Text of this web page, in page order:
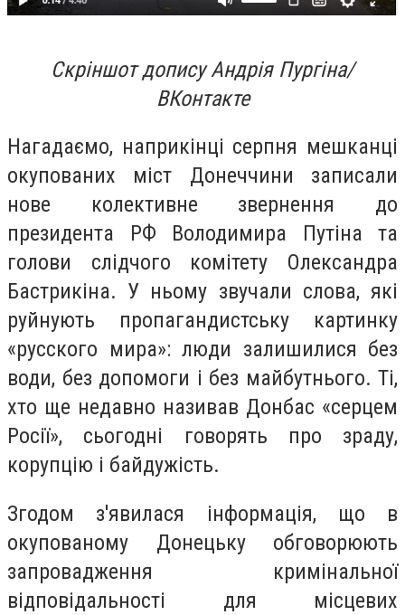
Скріншот допису Андрія Пургіна/
ВКонтакте
Нагадаємо, наприкінці серпня мешканці
окупованих міст Донеччини записали
нове колективне звернення до
президента РФ Володимира Путіна та
голови слідчого комітету Олександра
Бастрикіна. У ньому звучали слова, які
руйнують пропагандистську картинку
«русского мира»: люди залишилися без
води, без допомоги і без майбутнього. Ті,
хто ще недавно називав Донбас «серцем
Росії», сьогодні говорять про зраду,
корупцію і байдужість.
Згодом з'явилася інформація, що в
окупованому Донецьку обговорюють
запровадження кримінальної
відповідальності для місцевих